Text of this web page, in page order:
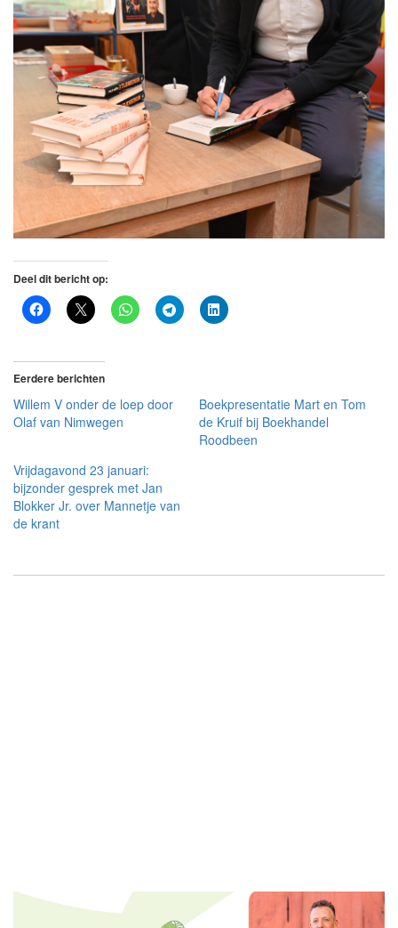
Deel dit bericht op:
Eerdere berichten
Willem V onder de loep door
Olaf van Nimwegen
Boekpresentatie Mart en Tom
de Kruif bij Boekhandel
Roodbeen
Vrijdagavond 23 januari:
bijzonder gesprek met Jan
Blokker Jr. over Mannetje van
de krant